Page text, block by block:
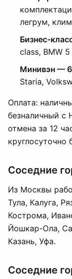
легрум,
Бизнес-
class, BMW
Минивэн —
Staria,
Оплата:
безналичный с
отмена за 12
круглосуточно
Соседние
Из Москвы
Тула, Калуга,
Кострома,
Йошкар-Ола,
Казань, Уфа.
Соседние